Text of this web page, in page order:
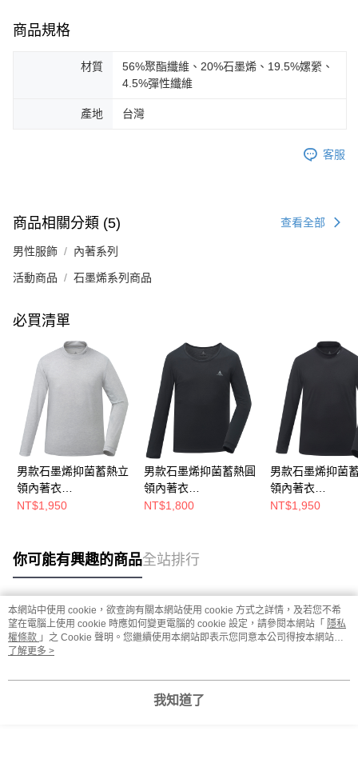
商品規格
材質
56%聚酯纖維、20%石墨烯、19.5%嫘縈、
4.5%彈性纖維
產地 台灣
客服
商品相關分類 (5) 查看全部
男性服飾 內著系列
活動商品 石墨烯系列商品
必買清單
男款石墨烯抑菌蓄熱立
領內著衣
(A1UCGZ06M淺灰/保
NT$1,950
男款石墨烯抑菌蓄熱圓
領內著衣
(A1UCGZ04M黑/保暖
NT$1,800
男款石墨烯抑菌
領內著衣
(A1UCGZ06M黑
NT$1,950
你可能有興趣的商品全站排行
熱門標籤
本網站中使用 cookie，欲查詢有關本網站使用 cookie 方式之詳情，及若您不希
望在電腦上使用 cookie 時應如何變更電腦的 cookie 設定，請參閱本網站「 隱私
權條款 」之 Cookie 聲明。您繼續使用本網站即表示您同意本公司得按本網站使
用條款之 Cookie 聲明使用 cookie。
了解更多 >
我知道了